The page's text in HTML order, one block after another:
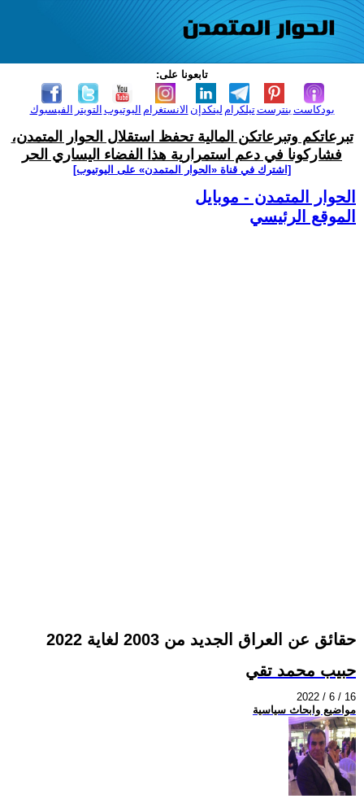
تابعونا على:
الفيسبوك التويتر اليوتيوب الانستغرام لينكدإن تيلكرامبنترست بودكاست
تبرعاتكم وتبرعاتكن المالية تحفظ استقلال الحوار المتمدن،
فشاركونا في دعم استمرارية هذا الفضاء اليساري الحر
[اشترك في قناة ‫«الحوار المتمدن» على اليوتيوب]
الحوار المتمدن - موبايل
الموقع الرئيسي
حقائق عن العراق الجديد من 2003 لغاية 2022
حبيب محمد تقي
2022 / 6 / 16
مواضيع وابحاث سياسية